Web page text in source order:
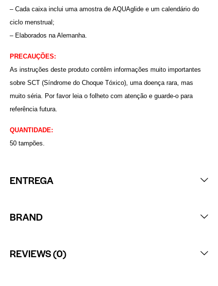
– Cada caixa inclui uma amostra de AQUAglide e um calendário do
ciclo menstrual;
– Elaborados na Alemanha.
PRECAUÇÕES:
As instruções deste produto contêm informações muito importantes
sobre SCT (Síndrome do Choque Tóxico), uma doença rara, mas
muito séria. Por favor leia o folheto com atenção e guarde-o para
referência futura.
QUANTIDADE:
50 tampões.
ENTREGA
BRAND
REVIEWS (0)